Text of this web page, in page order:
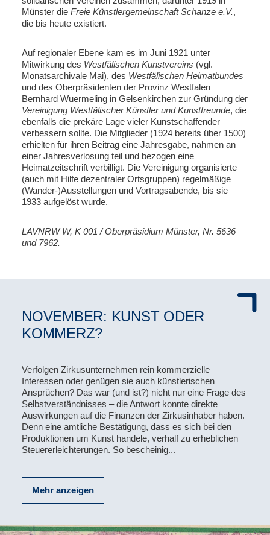
Münster die Freie Künstlergemeinschaft Schanze e.V.,
die bis heute existiert.
Auf regionaler Ebene kam es im Juni 1921 unter
Mitwirkung des Westfälischen Kunstvereins (vgl.
Monatsarchivale Mai), des Westfälischen Heimatbundes
und des Oberpräsidenten der Provinz Westfalen
Bernhard Wuermeling in Gelsenkirchen zur Gründung der
Vereinigung Westfälischer Künstler und Kunstfreunde, die
ebenfalls die prekäre Lage vieler Kunstschaffender
verbessern sollte. Die Mitglieder (1924 bereits über 1500)
erhielten für ihren Beitrag eine Jahresgabe, nahmen an
einer Jahresverlosung teil und bezogen eine
Heimatzeitschrift verbilligt. Die Vereinigung organisierte
(auch mit Hilfe dezentraler Ortsgruppen) regelmäßige
(Wander-)Ausstellungen und Vortragsabende, bis sie
1933 aufgelöst wurde.
LAVNRW W, K 001 / Oberpräsidium Münster, Nr. 5636
und 7962.
NOVEMBER: KUNST ODER
KOMMERZ?
Verfolgen Zirkusunternehmen rein kommerzielle
Interessen oder genügen sie auch künstlerischen
Ansprüchen? Das war (und ist?) nicht nur eine Frage des
Selbstverständnisses – die Antwort konnte direkte
Auswirkungen auf die Finanzen der Zirkusinhaber haben.
Denn eine amtliche Bestätigung, dass es sich bei den
Produktionen um Kunst handele, verhalf zu erheblichen
Steuererleichterungen. So bescheinig...
Mehr anzeigen